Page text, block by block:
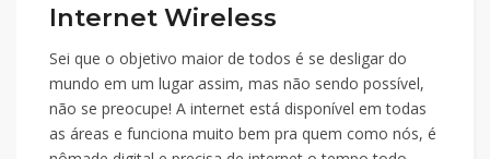
Internet Wireless
Sei que o objetivo maior de todos é se desligar do
mundo em um lugar assim, mas não sendo possível,
não se preocupe! A internet está disponível em todas
as áreas e funciona muito bem pra quem como nós, é